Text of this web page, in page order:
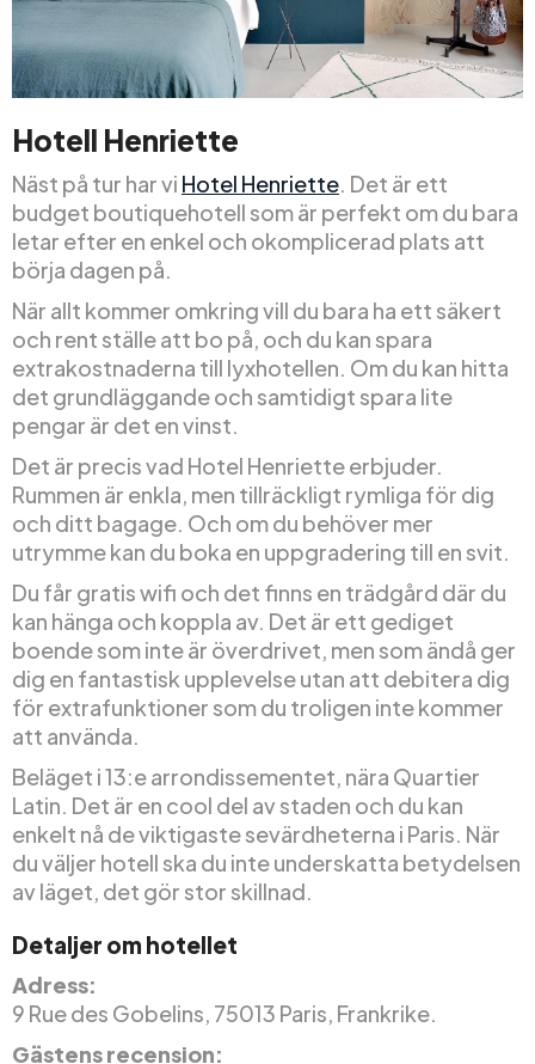
Hotell Henriette
Näst på tur har vi Hotel Henriette. Det är ett
budget boutiquehotell som är perfekt om du bara
letar efter en enkel och okomplicerad plats att
börja dagen på.
När allt kommer omkring vill du bara ha ett säkert
och rent ställe att bo på, och du kan spara
extrakostnaderna till lyxhotellen. Om du kan hitta
det grundläggande och samtidigt spara lite
pengar är det en vinst.
Det är precis vad Hotel Henriette erbjuder.
Rummen är enkla, men tillräckligt rymliga för dig
och ditt bagage. Och om du behöver mer
utrymme kan du boka en uppgradering till en svit.
Du får gratis wifi och det finns en trädgård där du
kan hänga och koppla av. Det är ett gediget
boende som inte är överdrivet, men som ändå ger
dig en fantastisk upplevelse utan att debitera dig
för extrafunktioner som du troligen inte kommer
att använda.
Beläget i 13:e arrondissementet, nära Quartier
Latin. Det är en cool del av staden och du kan
enkelt nå de viktigaste sevärdheterna i Paris. När
du väljer hotell ska du inte underskatta betydelsen
av läget, det gör stor skillnad.
Detaljer om hotellet
Adress:
9 Rue des Gobelins, 75013 Paris, Frankrike.
Gästens recension: